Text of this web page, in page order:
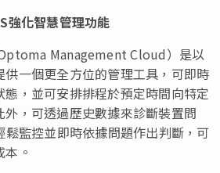
強化智慧管理功能
Management Cloud）是以
一個更全方位的管理工具，可即時
，並可安排排程於預定時間向特定
，可透過歷史數據來診斷裝置問
監控並即時依據問題作出判斷，可
。